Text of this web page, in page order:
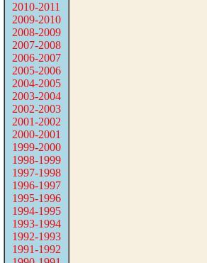
2010-2011
2009-2010
2008-2009
2007-2008
2006-2007
2005-2006
2004-2005
2003-2004
2002-2003
2001-2002
2000-2001
1999-2000
1998-1999
1997-1998
1996-1997
1995-1996
1994-1995
1993-1994
1992-1993
1991-1992